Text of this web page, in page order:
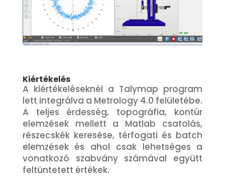
Kiértékelés
A kiértékeléseknél a Talymap program
lett integrálva a Metrology 4.0 felületébe.
A teljes érdesség, topográfia, kontúr
elemzések mellett a Matlab csatolás,
részecskék keresése, térfogati és batch
elemzések és ahol csak lehetséges a
vonatkozó szabvány számával együtt
feltüntetett értékek.